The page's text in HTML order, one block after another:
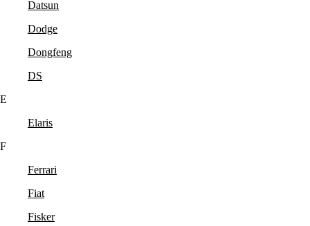
Datsun
Dodge
Dongfeng
DS
E
Elaris
F
Ferrari
Fiat
Fisker